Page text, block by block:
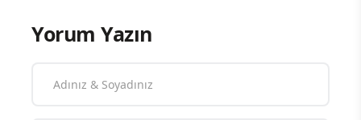
Yorum Yazın